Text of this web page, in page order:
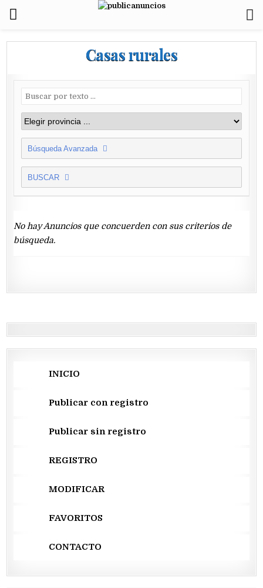
Casas rurales
Búsqueda Avanzada
BUSCAR
No hay Anuncios que concuerden con sus criterios de
búsqueda.
INICIO
Publicar con registro
Publicar sin registro
REGISTRO
MODIFICAR
FAVORITOS
CONTACTO